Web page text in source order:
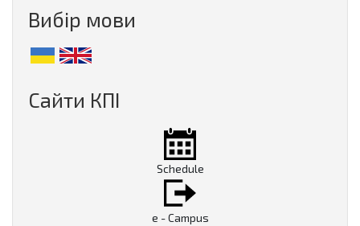
Вибір мови
Сайти КПІ
Schedule
e - Campus